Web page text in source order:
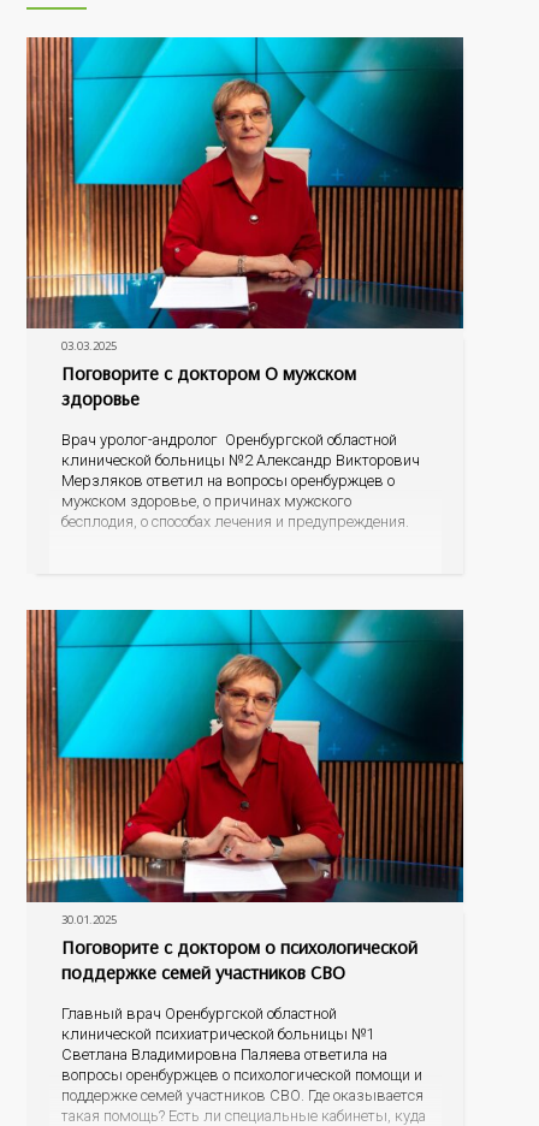
03.03.2025
Поговорите с доктором О мужском
здоровье
Врач уролог-андролог Оренбургской областной
клинической больницы №2 Александр Викторович
Мерзляков ответил на вопросы оренбуржцев о
мужском здоровье, о причинах мужского
бесплодия, о способах лечения и предупреждения.
30.01.2025
Поговорите с доктором о психологической
поддержке семей участников СВО
Главный врач Оренбургской областной
клинической психиатрической больницы №1
Светлана Владимировна Паляева ответила на
вопросы оренбуржцев о психологической помощи и
поддержке семей участников СВО. Где оказывается
такая помощь? Есть ли специальные кабинеты, куда